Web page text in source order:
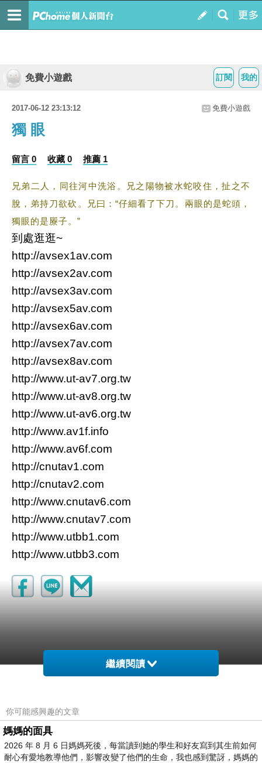
我的
訂閱
免費小遊戲
2017-06-12 23:13:12 免費小遊戲
獨 眼
留言 0 收藏 0 推薦 1
兄弟二人，同往河中洗浴。兄之陽物被水蛇咬住，扯之不
脫，弟持刀欲砍。兄曰：“仔細看了下刀。兩眼的是蛇頭，
獨眼的是屪子。”
到處逛逛~
http://avsex1av.com
http://avsex2av.com
http://avsex3av.com
http://avsex5av.com
http://avsex6av.com
http://avsex7av.com
http://avsex8av.com
http://www.ut-av7.org.tw
http://www.ut-av8.org.tw
http://www.ut-av6.org.tw
http://www.av1f.info
http://www.av6f.com
http://cnutav1.com
http://cnutav2.com
http://www.cnutav6.com
http://www.cnutav7.com
http://www.utbb1.com
http://www.utbb3.com
繼續閱讀
你可能感興趣的文章
媽媽的面具
2026 年 8 月 6 日媽媽死後，每當讀到她的學生和好友寫到其生前如何
耐心有愛地教導他們，影響改變了他們的生命，我也感到驚訝，媽媽的